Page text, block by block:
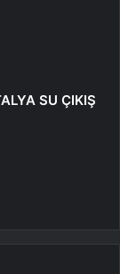
SU ÇIKIŞ